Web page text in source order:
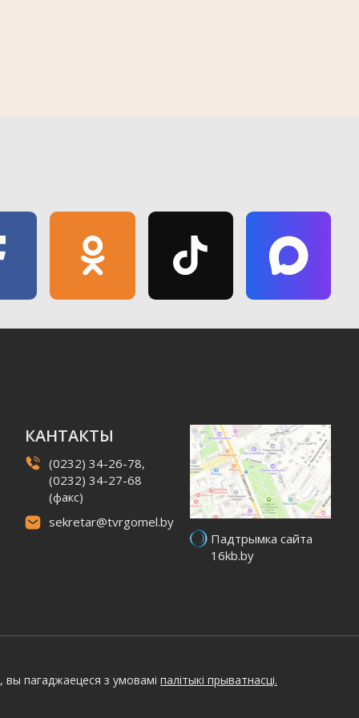
КАНТАКТЫ
(0232) 34-26-78,
(0232) 34-27-68
(факс)
sekretar@tvrgomel.by
Падтрымка сайта
16kb.by
пагаджаецеся з умовамі палітыкі прыватнасці.